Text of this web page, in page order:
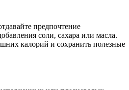
предпочтение
соли, сахара или масла.
калорий и сохранить полезные